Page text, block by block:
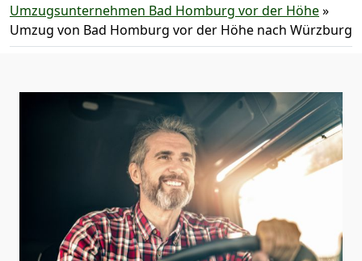
Umzugsunternehmen Bad Homburg vor der Höhe»
Umzug von Bad Homburg vor der Höhe nach Würzburg